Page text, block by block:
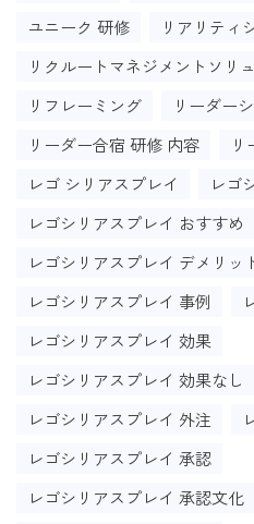
ユニーク 研修
リアリティ
リクルートマネジメントソリ
リフレーミング
リーダー
リーダー合宿 研修 内容
レゴ シリアスプレイ
レゴ
レゴシリアスプレイ おすすめ
レゴシリアスプレイ デメリッ
レゴシリアスプレイ 事例
レゴシリアスプレイ 効果
レゴシリアスプレイ 効果なし
レゴシリアスプレイ 外注
レゴシリアスプレイ 承認
レゴシリアスプレイ 承認文化